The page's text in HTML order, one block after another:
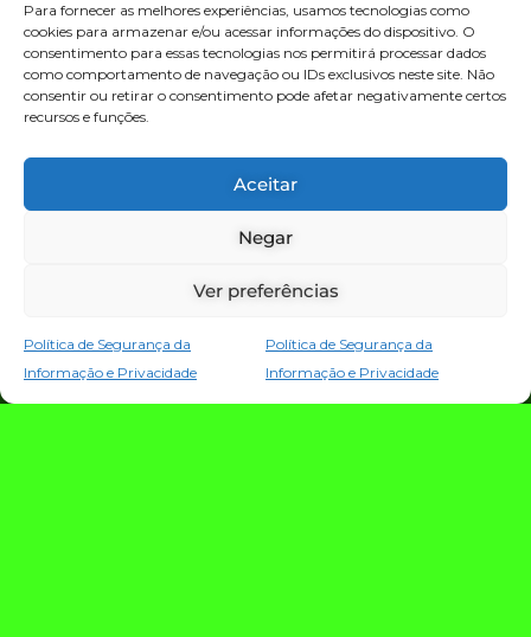
Para fornecer as melhores experiências, usamos tecnologias como
cookies para armazenar e/ou acessar informações do dispositivo. O
consentimento para essas tecnologias nos permitirá processar dados
como comportamento de navegação ou IDs exclusivos neste site. Não
consentir ou retirar o consentimento pode afetar negativamente certos
recursos e funções.
Aceitar
Negar
Ver preferências
Política de Segurança da
Informação e Privacidade
Política de Segurança da
Informação e Privacidade
LEIA MAIS »
TECNOLOGIA E NOTÍCIAS